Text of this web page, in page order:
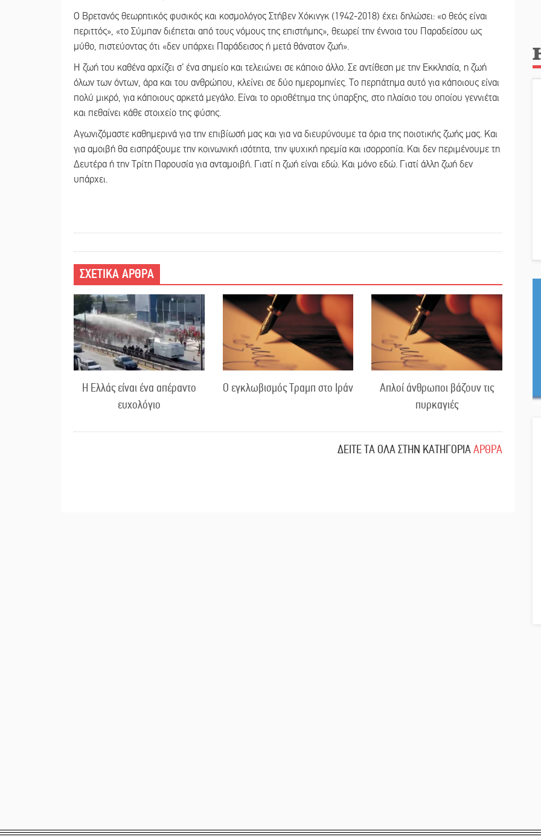
Ο Βρετανός θεωρητικός φυσικός και κοσμολόγος Στήβεν Χόκινγκ (1942-2018) έχει δηλώσει: «ο θεός είναι
περιττός», «το Σύμπαν διέπεται από τους νόμους της επιστήμης», θεωρεί την έννοια του Παραδείσου ως
μύθο, πιστεύοντας ότι «δεν υπάρχει Παράδεισος ή μετά θάνατον ζωή».
Η ζωή του καθένα αρχίζει σ’ ένα σημείο και τελειώνει σε κάποιο άλλο. Σε αντίθεση με την Εκκλησία, η ζωή
όλων των όντων, άρα και του ανθρώπου, κλείνει σε δύο ημερομηνίες. Το περπάτημα αυτό για κάποιους είναι
πολύ μικρό, για κάποιους αρκετά μεγάλο. Είναι το οριοθέτημα της ύπαρξης, στο πλαίσιο του οποίου γεννιέται
και πεθαίνει κάθε στοιχείο της φύσης.
Αγωνιζόμαστε καθημερινά για την επιβίωσή μας και για να διευρύνουμε τα όρια της ποιοτικής ζωής μας. Και
για αμοιβή θα εισπράξουμε την κοινωνική ισότητα, την ψυχική ηρεμία και ισορροπία. Και δεν περιμένουμε τη
Δευτέρα ή την Τρίτη Παρουσία για ανταμοιβή. Γιατί η ζωή είναι εδώ. Και μόνο εδώ. Γιατί άλλη ζωή δεν
υπάρχει.
ΣΧΕΤΙΚΑ ΑΡΘΡΑ
Η Ελλάς είναι ένα απέραντο
ευχολόγιο
Ο εγκλωβισμός Τραμπ στο Ιράν
Απλοί άνθρωποι βάζουν τις
πυρκαγιές
ΔΕΙΤΕ ΤΑ ΟΛΑ ΣΤΗΝ ΚΑΤΗΓΟΡΙΑΑΡΘΡΑ